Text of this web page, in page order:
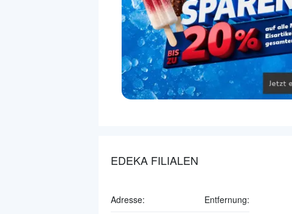
EDEKA FILIALEN
Adresse: Entfernung: